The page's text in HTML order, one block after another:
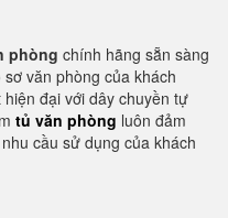
phòng chính hãng sẵn sàng
văn phòng của khách
đại với dây chuyền tự
tủ văn phòng luôn đảm
cầu sử dụng của khách